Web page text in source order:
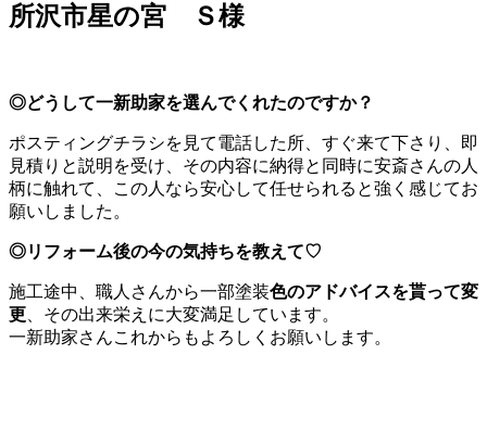
所沢市星の宮 Ｓ様
◎どうして一新助家を選んでくれたのですか？
ポスティングチラシを見て電話した所、すぐ来て下さり、即
見積りと説明を受け、その内容に納得と同時に安斎さんの人
柄に触れて、この人なら安心して任せられると強く感じてお
願いしました。
◎リフォーム後の今の気持ちを教えて♡
施工途中、職人さんから一部塗装色のアドバイスを貰って変
更 、その出来栄えに大変満足しています。
一新助家さんこれからもよろしくお願いします。